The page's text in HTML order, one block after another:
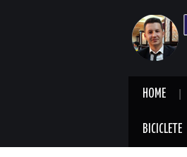
HOME
BICICLETE